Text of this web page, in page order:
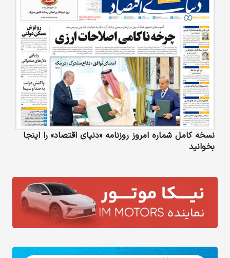
نسخه کامل شماره امروز روزنامه «دنیای‌ اقتصاد» را اینجا
بخوانید